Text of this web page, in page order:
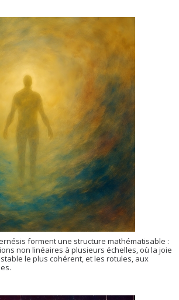
forment une structure mathématisable :
non linéaires à plusieurs échelles, où la joie
le plus cohérent, et les rotules, aux